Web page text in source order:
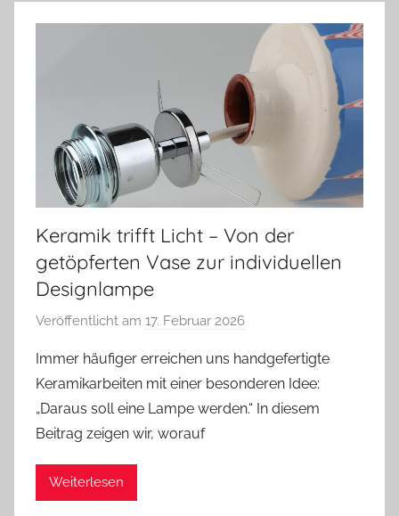
Keramik trifft Licht – Von der
getöpferten Vase zur individuellen
Designlampe
Veröffentlicht am 17. Februar 2026
n
A
n
Immer häufiger erreichen uns handgefertigte
Keramikarbeiten mit einer besonderen Idee:
„Daraus soll eine Lampe werden.“ In diesem
Beitrag zeigen wir, worauf
Weiterlesen